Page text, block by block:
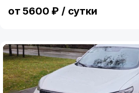
от 5600 ₽ / сутки